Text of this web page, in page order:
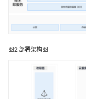
工
方
图2 部署架构图